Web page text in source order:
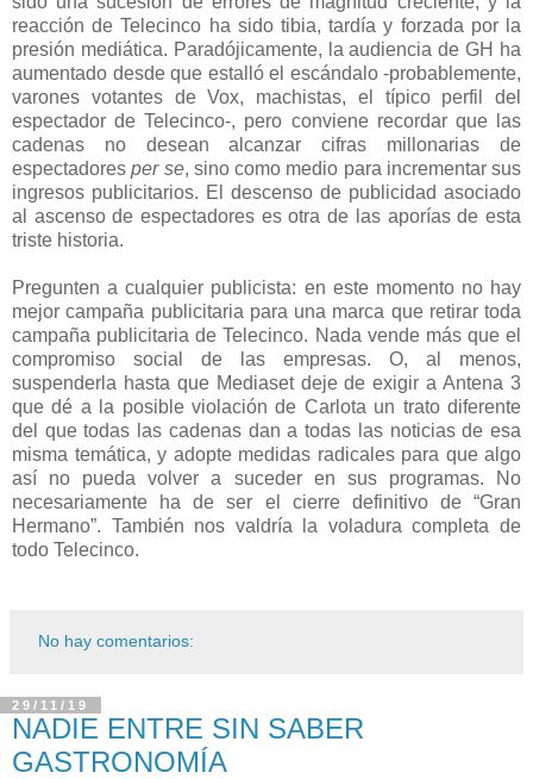
reacción de Telecinco ha sido tibia, tardía y forzada por la
presión mediática. Paradójicamente, la audiencia de GH ha
aumentado desde que estalló el escándalo -probablemente,
varones votantes de Vox, machistas, el típico perfil del
espectador de Telecinco-, pero conviene recordar que las
cadenas no desean alcanzar cifras millonarias de
espectadoresper se, sino como medio para incrementar sus
ingresos publicitarios. El descenso de publicidad asociado
al ascenso de espectadores es otra de las aporías de esta
triste historia.
Pregunten a cualquier publicista: en este momento no hay
mejor campaña publicitaria para una marca que retirar toda
campaña publicitaria de Telecinco. Nada vende más que el
compromiso social de las empresas. O, al menos,
suspenderla hasta que Mediaset deje de exigir a Antena 3
que dé a la posible violación de Carlota un trato diferente
del que todas las cadenas dan a todas las noticias de esa
misma temática, y adopte medidas radicales para que algo
así no pueda volver a suceder en sus programas. No
necesariamente ha de ser el cierre definitivo de “Gran
Hermano”. También nos valdría la voladura completa de
todo Telecinco.
No hay comentarios:
29/11/19
NADIE ENTRE SIN SABER
GASTRONOMÍA